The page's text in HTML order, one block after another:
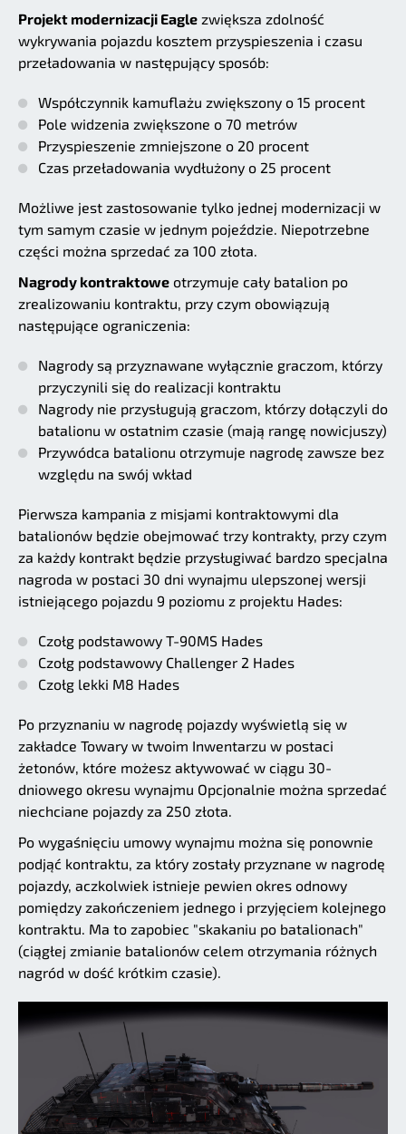
Projekt modernizacji Eagle zwiększa zdolność
wykrywania pojazdu kosztem przyspieszenia i czasu
przeładowania w następujący sposób:
Współczynnik kamuflażu zwiększony o 15 procent
Pole widzenia zwiększone o 70 metrów
Przyspieszenie zmniejszone o 20 procent
Czas przeładowania wydłużony o 25 procent
Możliwe jest zastosowanie tylko jednej modernizacji w
tym samym czasie w jednym pojeździe. Niepotrzebne
części można sprzedać za 100 złota.
Nagrody kontraktowe otrzymuje cały batalion po
zrealizowaniu kontraktu, przy czym obowiązują
następujące ograniczenia:
Nagrody są przyznawane wyłącznie graczom, którzy
przyczynili się do realizacji kontraktu
Nagrody nie przysługują graczom, którzy dołączyli do
batalionu w ostatnim czasie (mają rangę nowicjuszy)
Przywódca batalionu otrzymuje nagrodę zawsze bez
względu na swój wkład
Pierwsza kampania z misjami kontraktowymi dla
batalionów będzie obejmować trzy kontrakty, przy czym
za każdy kontrakt będzie przysługiwać bardzo specjalna
nagroda w postaci 30 dni wynajmu ulepszonej wersji
istniejącego pojazdu 9 poziomu z projektu Hades:
Czołg podstawowy T-90MS Hades
Czołg podstawowy Challenger 2 Hades
Czołg lekki M8 Hades
Po przyznaniu w nagrodę pojazdy wyświetlą się w
zakładce Towary w twoim Inwentarzu w postaci
żetonów, które możesz aktywować w ciągu 30-
dniowego okresu wynajmu Opcjonalnie można sprzedać
niechciane pojazdy za 250 złota.
Po wygaśnięciu umowy wynajmu można się ponownie
podjąć kontraktu, za który zostały przyznane w nagrodę
pojazdy, aczkolwiek istnieje pewien okres odnowy
pomiędzy zakończeniem jednego i przyjęciem kolejnego
kontraktu. Ma to zapobiec "skakaniu po batalionach"
(ciągłej zmianie batalionów celem otrzymania różnych
nagród w dość krótkim czasie).